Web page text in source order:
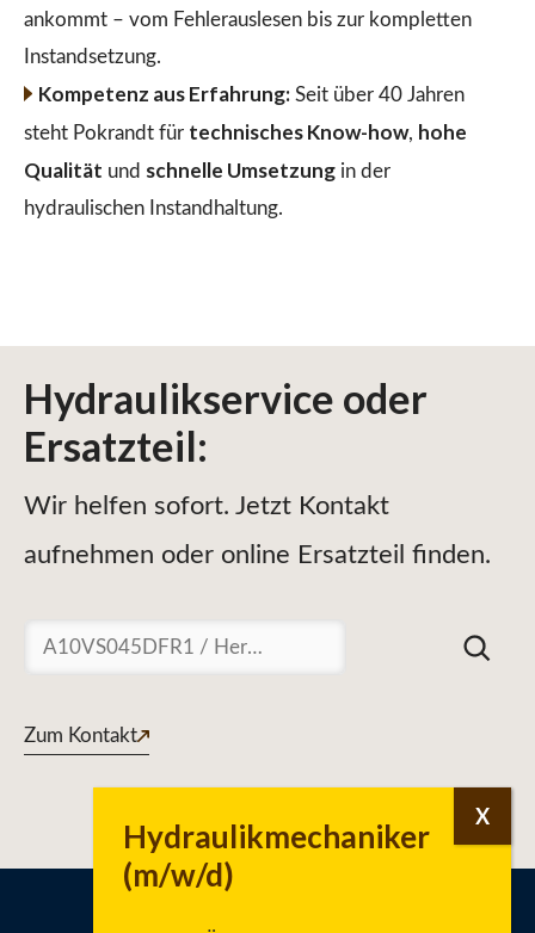
ankommt – vom Fehlerauslesen bis zur kompletten
Instandsetzung.
Kompetenz aus Erfahrung:Seit über 40 Jahren
steht Pokrandt für technisches Know-how, hohe
Qualität und schnelle Umsetzung in der
hydraulischen Instandhaltung.
Hydraulikservice oder
Ersatzteil:
Wir helfen sofort. Jetzt Kontakt
aufnehmen oder online Ersatzteil finden.
Suchen
Zum Kontakt